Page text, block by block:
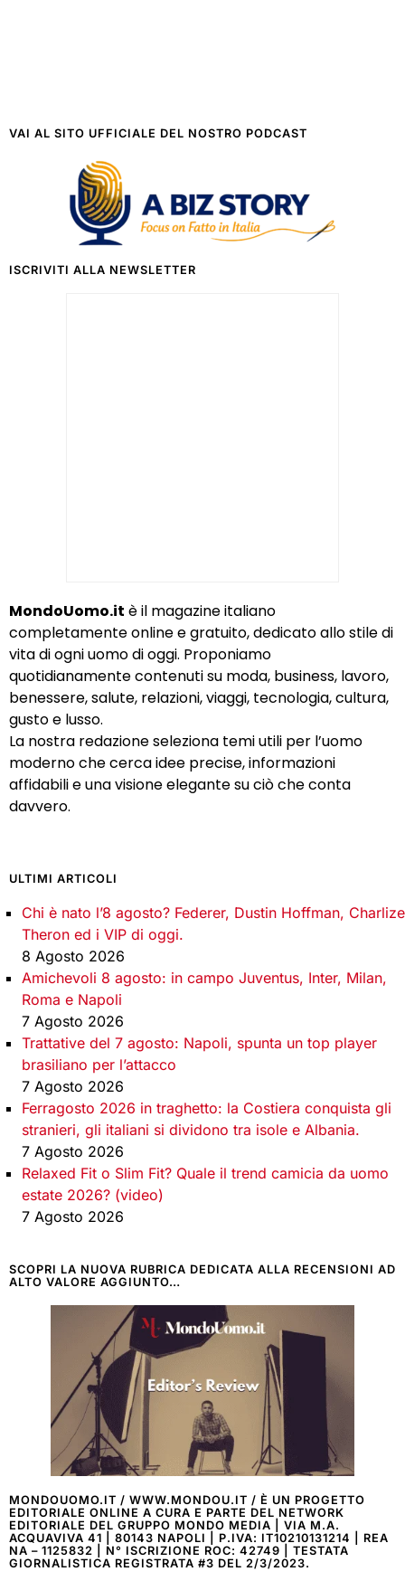
VAI AL SITO UFFICIALE DEL NOSTRO PODCAST
ISCRIVITI ALLA NEWSLETTER
MondoUomo.it è il magazine italiano
completamente online e gratuito, dedicato allo stile di
vita di ogni uomo di oggi. Proponiamo
quotidianamente contenuti su moda, business, lavoro,
benessere, salute, relazioni, viaggi, tecnologia, cultura,
gusto e lusso.
La nostra redazione seleziona temi utili per l’uomo
moderno che cerca idee precise, informazioni
affidabili e una visione elegante su ciò che conta
davvero.
ULTIMI ARTICOLI
Chi è nato l’8 agosto? Federer, Dustin Hoffman, Charlize
Theron ed i VIP di oggi.
8 Agosto 2026
Amichevoli 8 agosto: in campo Juventus, Inter, Milan,
Roma e Napoli
7 Agosto 2026
Trattative del 7 agosto: Napoli, spunta un top player
brasiliano per l’attacco
7 Agosto 2026
Ferragosto 2026 in traghetto: la Costiera conquista gli
stranieri, gli italiani si dividono tra isole e Albania.
7 Agosto 2026
Relaxed Fit o Slim Fit? Quale il trend camicia da uomo
estate 2026? (video)
7 Agosto 2026
SCOPRI LA NUOVA RUBRICA DEDICATA ALLA RECENSIONI AD
ALTO VALORE AGGIUNTO…
MONDOUOMO.IT / WWW.MONDOU.IT / È UN PROGETTO
EDITORIALE ONLINE A CURA E PARTE DEL NETWORK
EDITORIALE DEL GRUPPO MONDO MEDIA | VIA M.A.
ACQUAVIVA 41 | 80143 NAPOLI | P.IVA: IT10210131214 | REA
NA – 1125832 | N° ISCRIZIONE ROC: 42749 | TESTATA
GIORNALISTICA REGISTRATA #3 DEL 2/3/2023.